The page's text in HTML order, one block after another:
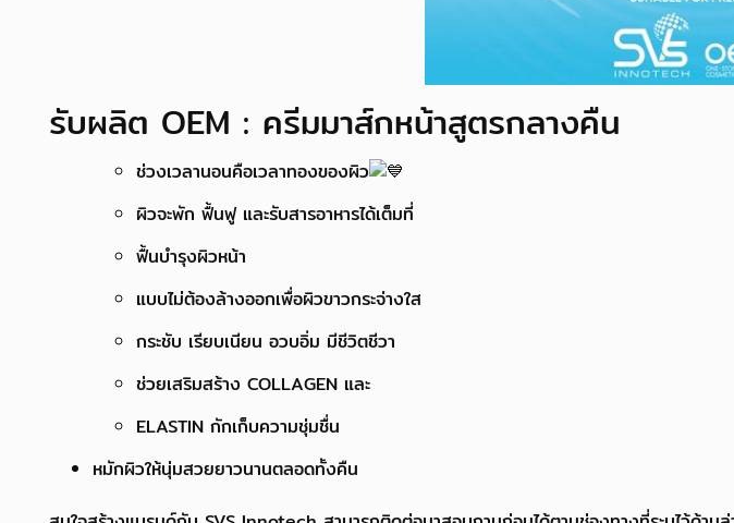
รับผลิต OEM : ครีมมาส์กหน้าสูตรกลางคืน
ช่วงเวลานอนคือเวลาทองของผิว
ผิวจะพัก ฟื้นฟู และรับสารอาหารได้เต็มที่
ฟื้นบำรุงผิวหน้า
แบบไม่ต้องล้างออกเพื่อผิวขาวกระจ่างใส
กระชับ เรียบเนียน อวบอิ่ม มีชีวิตชีวา
ช่วยเสริมสร้าง COLLAGEN และ
ELASTIN กักเก็บความชุ่มชื่น
หมักผิวให้นุ่มสวยยาวนานตลอดทั้งคืน